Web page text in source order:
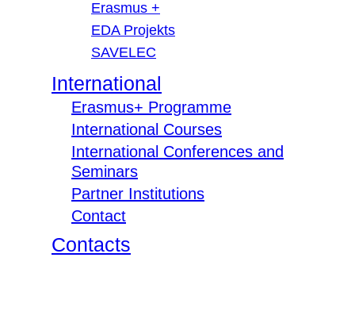
Erasmus +
EDA Projekts
SAVELEC
International
Erasmus+ Programme
International Courses
International Conferences and
Seminars
Partner Institutions
Contact
Contacts